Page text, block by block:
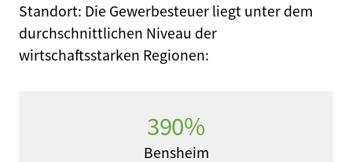
Standort: Die Gewerbesteuer liegt unter dem
durchschnittlichen Niveau der
wirtschaftsstarken Regionen:
390%
Bensheim